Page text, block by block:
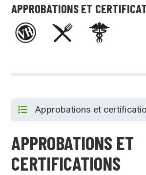
APPROBATIONS ET
APPROBATIONS ET
CERTIFICATIONS